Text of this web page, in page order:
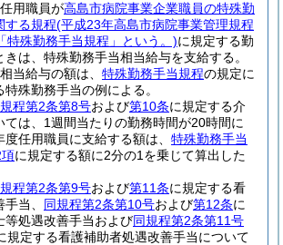
用職員が高島市病院事業企業職員の特殊勤
する規程(平成23年高島市病院事業管理規程
特殊勤務手当規程」という。)に規定する勤
は、特殊勤務手当相当給与を支給する。
当給与の額は、 特殊勤務手当規程の規定に
殊勤務手当の例による。
程第2条第8号および第10条に規定する介
ては、1週間当たりの勤務時間が20時間に
任用職員に支給する額は、 特殊勤務手当
に規定する額に2分の1を乗じて算出した
程第2条第9号および第11条に規定する看
当、 同規程第2条第10号および第12条に
等処遇改善手当および同規程第2条第11号
規定する看護補助者処遇改善手当について